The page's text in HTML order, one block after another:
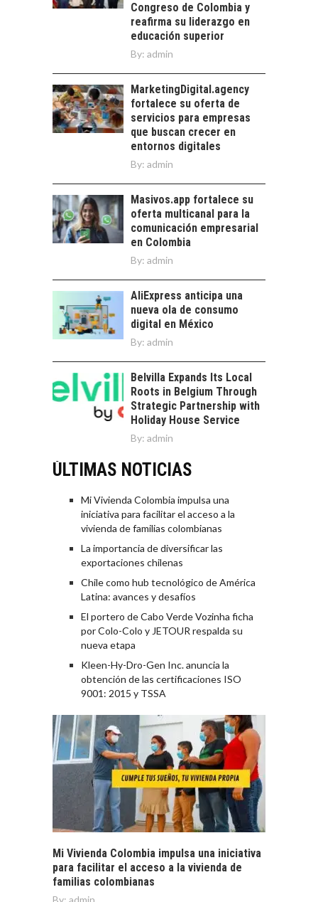
las empresas…
CHILE:
ALTERNATIVAS MÁS
ALLÁ DEL CRÉDITO
BANCARIO
pymes en Chile:
alternativas que
trascienden el
crédito…
Congreso de Colombia y
reafirma su liderazgo en
educación superior
By: admin
MarketingDigital.agency
fortalece su oferta de
servicios para empresas
que buscan crecer en
entornos digitales
By: admin
Masivos.app fortalece su
oferta multicanal para la
comunicación empresarial
en Colombia
By: admin
AliExpress anticipa una
nueva ola de consumo
digital en México
By: admin
Belvilla Expands Its Local
Roots in Belgium Through
Strategic Partnership with
Holiday House Service
By: admin
ÚLTIMAS NOTICIAS
Mi Vivienda Colombia impulsa una
iniciativa para facilitar el acceso a la
vivienda de familias colombianas
La importancia de diversificar las
exportaciones chilenas
Chile como hub tecnológico de América
Latina: avances y desafíos
El portero de Cabo Verde Vozinha ficha
por Colo-Colo y JETOUR respalda su
nueva etapa
Kleen-Hy-Dro-Gen Inc. anuncia la
obtención de las certificaciones ISO
9001: 2015 y TSSA
Mi Vivienda Colombia impulsa una iniciativa
para facilitar el acceso a la vivienda de
familias colombianas